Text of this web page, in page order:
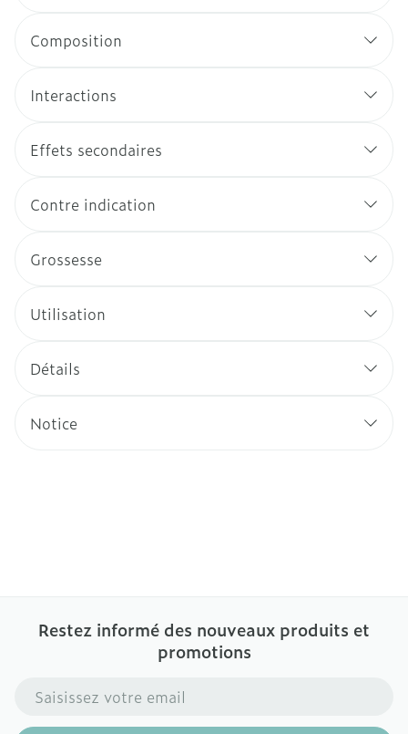
Composition
Interactions
Effets secondaires
Contre indication
Grossesse
Utilisation
Détails
Notice
Restez informé des nouveaux produits et
promotions
Adresse mail